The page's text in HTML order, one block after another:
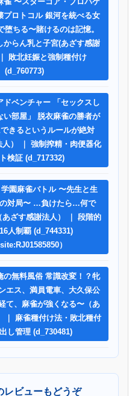
プロトコル 銀河を統べる女
堕ちる〜賭けるのは記憶。
からん乳と子宮(あざす感謝
敗北妊娠と強制種付け
(d_760773)
ドベンチャー 「セックスし
い部屋」 脱衣麻雀の勝者が
きるというルールが絶対
人） ｜ 強制搾精・肉便器化
検証 (d_717332)
園麻雀バトル 〜先生と生
対局〜 …負けたら…何で
ざす感謝法人） ｜ 段階的
人制覇 (d_744331)
）
の無料風俗 常識改変！？牝
エス、満員電車、大久保公
て、麻雀が強くなる〜（あ
｜ 麻雀種付け法・敗北種付
し管理 (d_730481)
レビューもどうぞ